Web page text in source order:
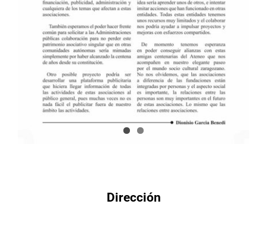
Dirección